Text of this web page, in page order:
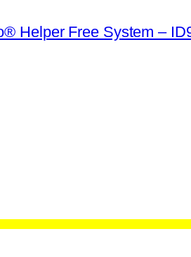
Helper Free System –